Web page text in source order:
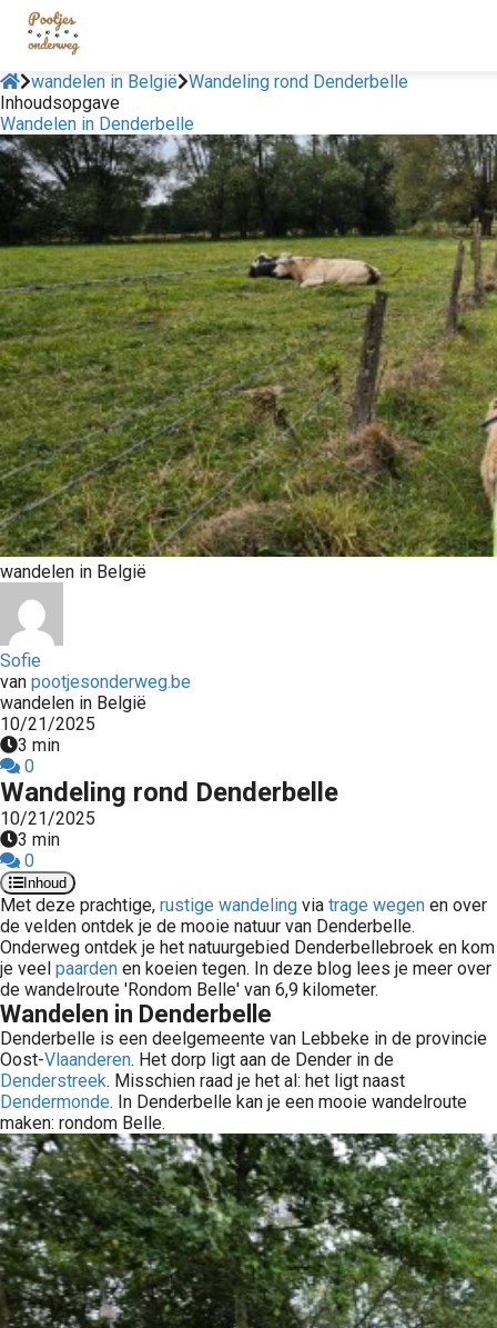
wandelen in België Wandeling rond Denderbelle
Inhoudsopgave
Wandelen in Denderbelle
wandelen in België
Sofie
van pootjesonderweg.be
wandelen in België
10/21/2025
3 min
0
Wandeling rond Denderbelle
10/21/2025
3 min
0
Inhoud
Met deze prachtige, rustige wandeling via trage wegen en over
de velden ontdek je de mooie natuur van Denderbelle.
Onderweg ontdek je het natuurgebied Denderbellebroek en kom
je veel paarden en koeien tegen. In deze blog lees je meer over
de wandelroute 'Rondom Belle' van 6,9 kilometer.
Wandelen in Denderbelle
Denderbelle is een deelgemeente van Lebbeke in de provincie
Oost-Vlaanderen. Het dorp ligt aan de Dender in de
Denderstreek. Misschien raad je het al: het ligt naast
Dendermonde. In Denderbelle kan je een mooie wandelroute
maken: rondom Belle.